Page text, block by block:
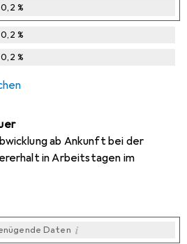
0,2 %
0,2 %
0,2 %
ab Ankunft bei der
in Arbeitstagen im
Daten i